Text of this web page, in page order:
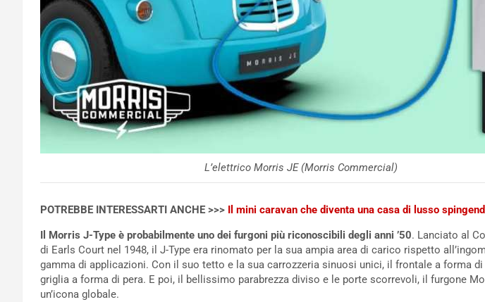
L’elettrico Morris JE (Morris Commercial)
POTREBBE INTERESSARTI ANCHE >>>
Il mini caravan che diventa una casa di lusso
Il Morris J-Type è probabilmente uno dei furgoni più riconoscibili degli anni ’50. Lanciato al
di Earls Court nel 1948, il J-Type era rinomato per la sua ampia area di carico rispetto
gamma di applicazioni. Con il suo tetto e la sua carrozzeria sinuosi unici, il frontale a forma
griglia a forma di pera. E poi, il bellissimo parabrezza diviso e le porte scorrevoli, il furgone
un’icona globale.